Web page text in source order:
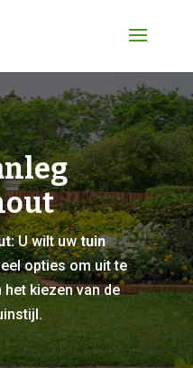
U wilt uwtuin
opties om uit te
kiezen van de